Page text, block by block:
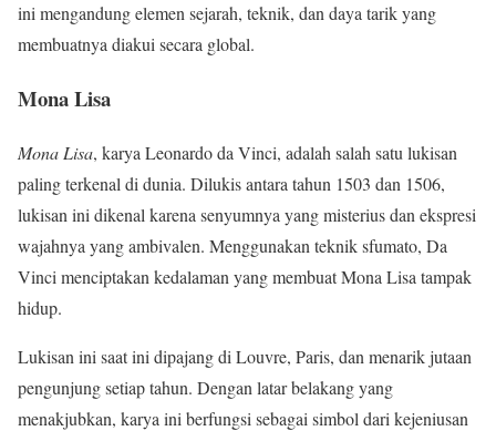
ini mengandung elemen sejarah, teknik, dan daya tarik yang
membuatnya diakui secara global.
Mona Lisa
Mona Lisa, karya Leonardo da Vinci, adalah salah satu lukisan
paling terkenal di dunia. Dilukis antara tahun 1503 dan 1506,
lukisan ini dikenal karena senyumnya yang misterius dan ekspresi
wajahnya yang ambivalen. Menggunakan teknik sfumato, Da
Vinci menciptakan kedalaman yang membuat Mona Lisa tampak
hidup.
Lukisan ini saat ini dipajang di Louvre, Paris, dan menarik jutaan
pengunjung setiap tahun. Dengan latar belakang yang
menakjubkan, karya ini berfungsi sebagai simbol dari kejeniusan